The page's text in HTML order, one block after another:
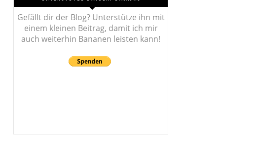
Gefällt dir der Blog? Unterstütze ihn mit
einem kleinen Beitrag, damit ich mir
auch weiterhin Bananen leisten kann!